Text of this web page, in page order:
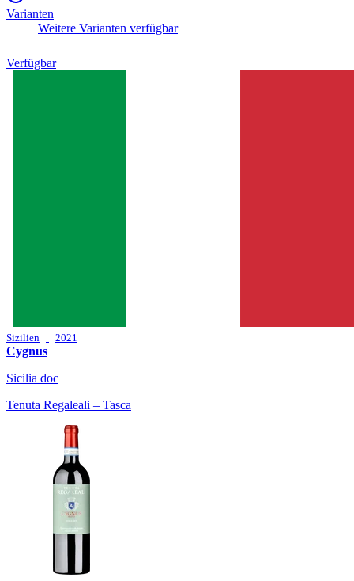
Varianten
Weitere Varianten verfügbar
Verfügbar
Sizilien 2021
Cygnus
Sicilia doc
Tenuta Regaleali – Tasca